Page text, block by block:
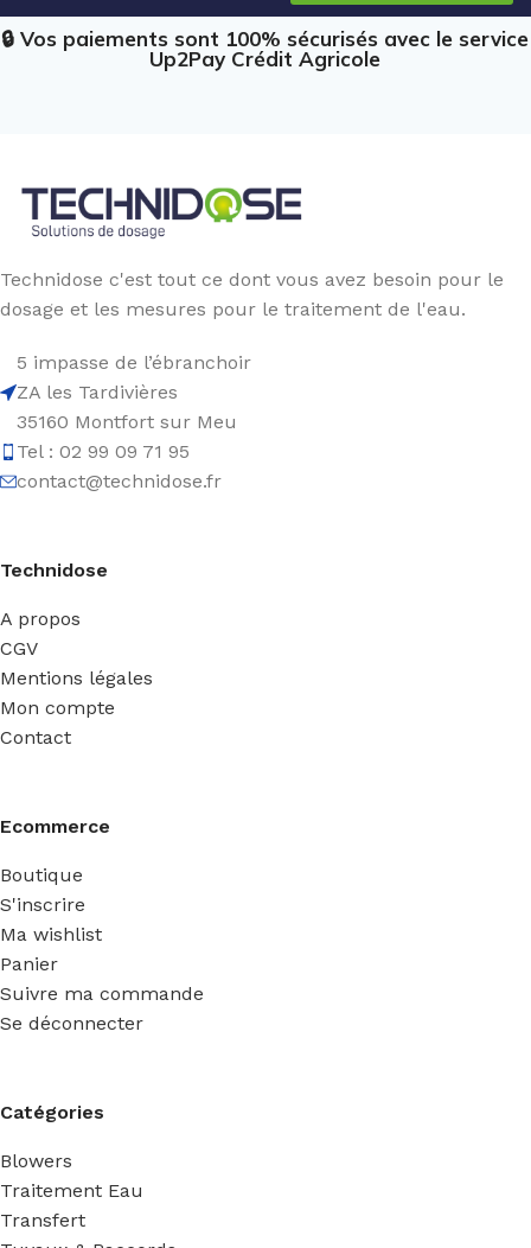
🔒 Vos paiements sont 100% sécurisés avec le service
Up2Pay Crédit Agricole
Technidose c'est tout ce dont vous avez besoin pour le
dosage et les mesures pour le traitement de l'eau.
5 impasse de l’ébranchoir
ZA les Tardivières
35160 Montfort sur Meu
Tel : 02 99 09 71 95
contact@technidose.fr
Technidose
A propos
CGV
Mentions légales
Mon compte
Contact
Ecommerce
Boutique
S'inscrire
Ma wishlist
Panier
Suivre ma commande
Se déconnecter
Catégories
Blowers
Traitement Eau
Transfert